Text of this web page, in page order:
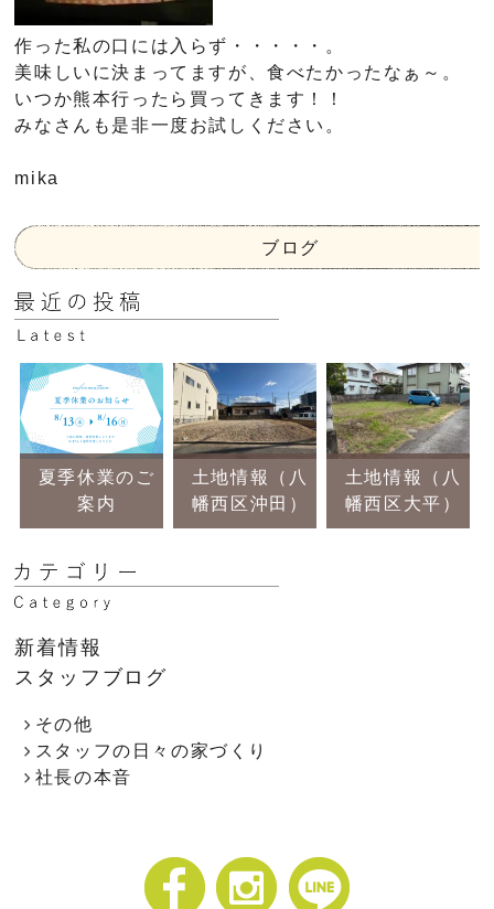
作った私の口には入らず・・・・・。
美味しいに決まってますが、食べたかったなぁ～。
いつか熊本行ったら買ってきます！！
みなさんも是非一度お試しください。
mika
ブログ
夏季休業のご
案内
土地情報（八
幡西区沖田）
土地情報（八
幡西区大平）
新着情報
スタッフブログ
その他
スタッフの日々の家づくり
社長の本音